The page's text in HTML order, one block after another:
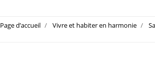
Page d’accueil Vivre et habiter en harmonie